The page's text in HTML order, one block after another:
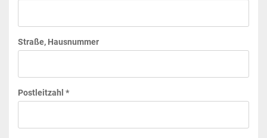
Straße, Hausnummer
Postleitzahl *